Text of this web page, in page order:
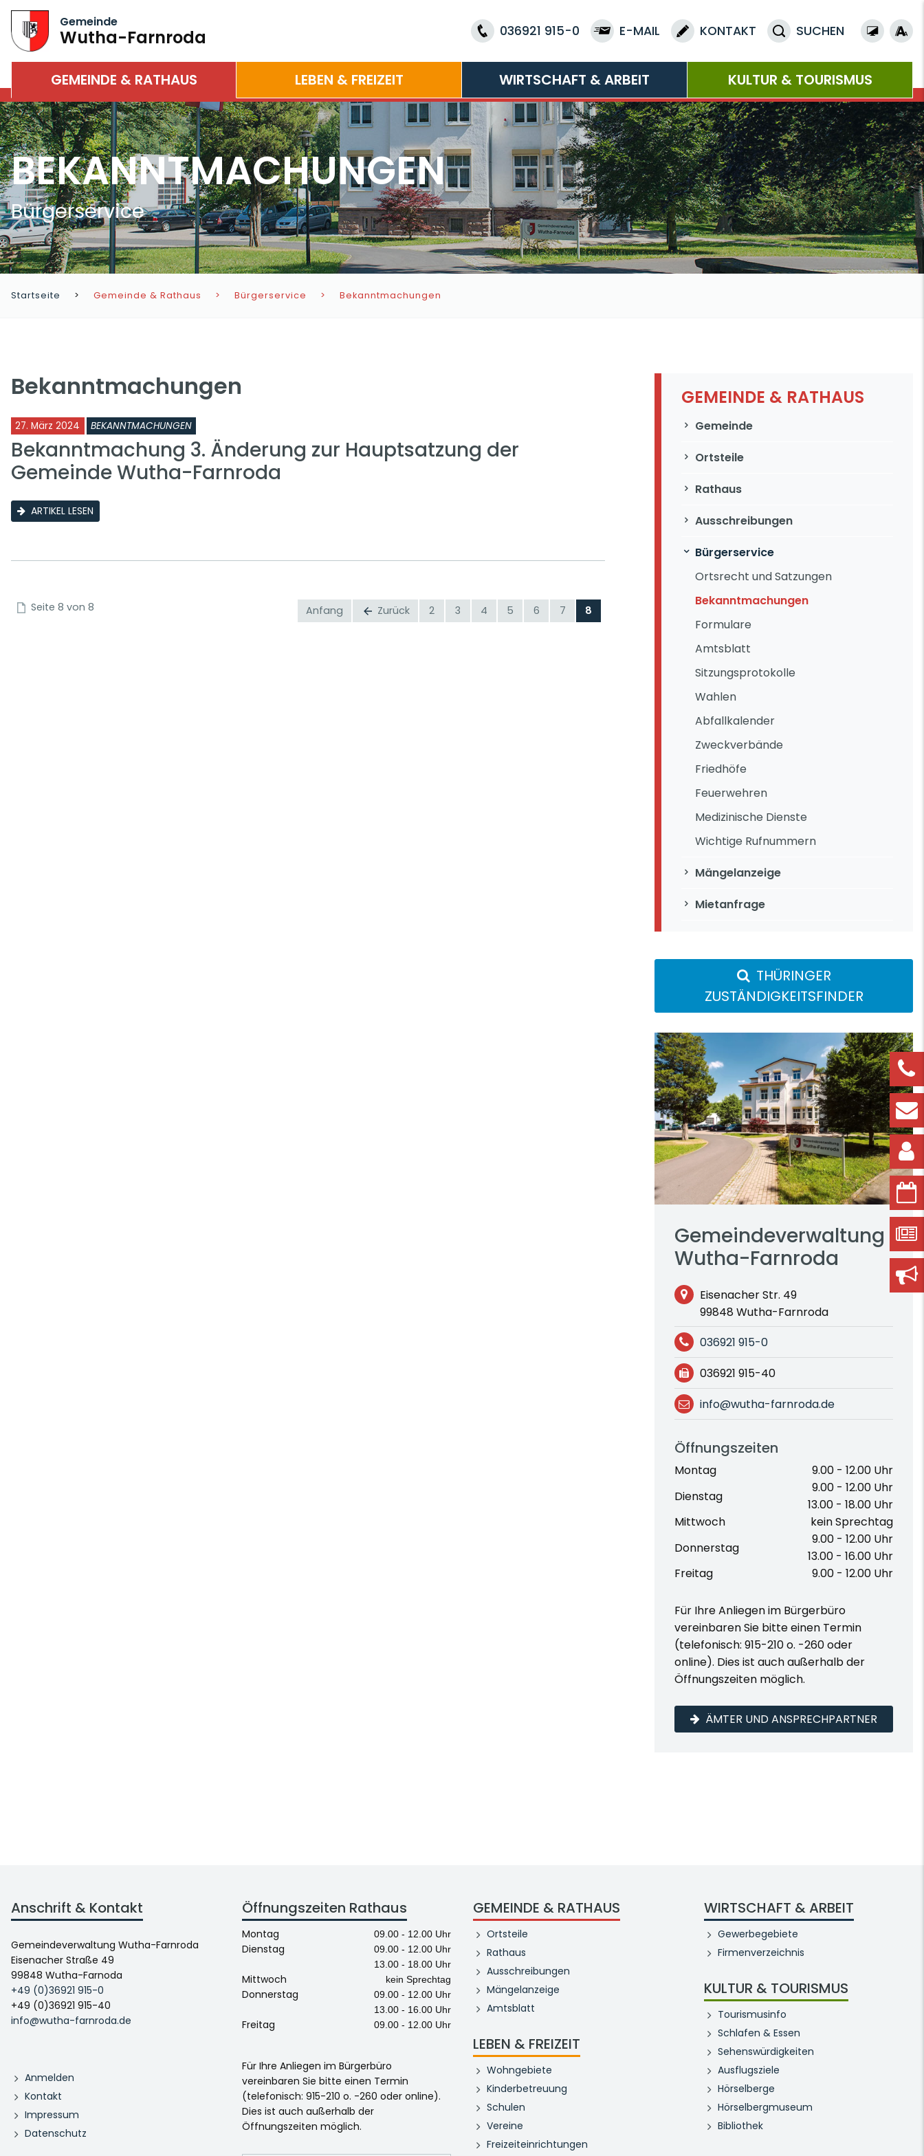
Gemeinde
Wutha-Farnroda 036921 915-0 E-MAIL KONTAKT SUCHEN
GEMEINDE & RATHAUS LEBEN & FREIZEIT WIRTSCHAFT & ARBEIT KULTUR & TOURISMUS
BEKANNTMACHUNGEN
Bürgerservice
Startseite Gemeinde & Rathaus Bürgerservice Bekanntmachungen
Bekanntmachungen
27. März 2024 BEKANNTMACHUNGEN
Bekanntmachung 3. Änderung zur Hauptsatzung der
Gemeinde Wutha-Farnroda
ARTIKEL LESEN
Seite 8 von 8 Anfang Zurück 2 3 4 5 6 7 8
GEMEINDE & RATHAUS
Navigation überspringen
Gemeinde
Ortsteile
Rathaus
Ausschreibungen
Bürgerservice
Ortsrecht und Satzungen
Bekanntmachungen
Formulare
Amtsblatt
Sitzungsprotokolle
Wahlen
Abfallkalender
Zweckverbände
Friedhöfe
Feuerwehren
Medizinische Dienste
Wichtige Rufnummern
Mängelanzeige
Mietanfrage
THÜRINGER
ZUSTÄNDIGKEITSFINDER
Gemeindeverwaltung
Wutha-Farnroda
Eisenacher Str. 49
99848 Wutha-Farnroda
036921 915-0
036921 915-40
info@wutha-farnroda.de
Öffnungszeiten
Montag
9.00 - 12.00 Uhr
Dienstag
9.00 - 12.00 Uhr
13.00 - 18.00 Uhr
Mittwoch
kein Sprechtag
Donnerstag
9.00 - 12.00 Uhr
13.00 - 16.00 Uhr
Freitag
9.00 - 12.00 Uhr
Für Ihre Anliegen im Bürgerbüro
vereinbaren Sie bitte einen Termin
(telefonisch: 915-210 o. -260 oder
online). Dies ist auch außerhalb der
Öffnungszeiten möglich.
ÄMTER UND ANSPRECHPARTNER
Anschrift & Kontakt
Gemeindeverwaltung Wutha-Farnroda
Eisenacher Straße 49
99848 Wutha-Farnoda
+49 (0)36921 915-0
+49 (0)36921 915-40
info@wutha-farnroda.de
Anmelden
Kontakt
Impressum
Datenschutz
Öffnungszeiten Rathaus
Montag 09.00 - 12.00 Uhr
Dienstag
09.00 - 12.00 Uhr
13.00 - 18.00 Uhr
Mittwoch kein Sprechtag
Donnerstag
09.00 - 12.00 Uhr
13.00 - 16.00 Uhr
Freitag 09.00 - 12.00 Uhr
Für Ihre Anliegen im Bürgerbüro
vereinbaren Sie bitte einen Termin
(telefonisch: 915-210 o. -260 oder online).
Dies ist auch außerhalb der
Öffnungszeiten möglich.
GEMEINDE & RATHAUS
Ortsteile
Rathaus
Ausschreibungen
Mängelanzeige
Amtsblatt
LEBEN & FREIZEIT
Wohngebiete
Kinderbetreuung
Schulen
Vereine
Freizeiteinrichtungen
WIRTSCHAFT & ARBEIT
Gewerbegebiete
Firmenverzeichnis
KULTUR & TOURISMUS
Tourismusinfo
Schlafen & Essen
Sehenswürdigkeiten
Ausflugsziele
Hörselberge
Hörselbergmuseum
Bibliothek